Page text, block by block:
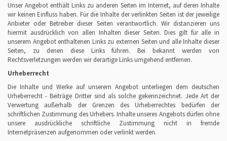
Unser Angebot enthält Links zu anderen Seiten im Internet, auf deren Inhalte
wir keinen Einfluss haben. Für die Inhalte der verlinkten Seiten ist der jeweilige
Anbieter oder Betreiber dieser Seiten verantwortlich. Wir distanzieren uns
hiermit ausdrücklich von allen Inhalten dieser Seiten. Dies gilt für alle in
unserem Angebot enthaltenen Links zu externen Seiten und alle Inhalte dieser
Seiten, zu denen diese Links führen. Bei bekannt werden von
Rechtsverletzungen werden wir derartige Links umgehend entfernen.
Urheberrecht
Die Inhalte und Werke auf unserem Angebot unterliegen dem deutschen
Urheberrecht - Beiträge Dritter sind als solche gekennzeichnet. Jede Art der
Verwertung außerhalb der Grenzen des Urheberrechtes bedürfen der
schriftlichen Zustimmung des Urhebers. Inhalte unseres Angebots dürfen ohne
unsere ausdrückliche schriftliche Zustimmung nicht in fremde
Internetpräsenzen aufgenommen oder verlinkt werden.